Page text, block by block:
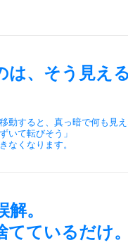
、そう見える
動すると、真っ暗で何も見え
いて転びそう」
なくなります。
。
ているだけ。